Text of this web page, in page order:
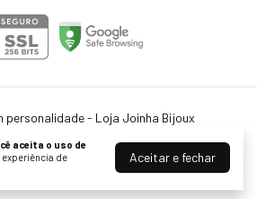
aceita o uso de
experiência de
Aceitar e fechar
personalidade - Loja Joinha Bijoux